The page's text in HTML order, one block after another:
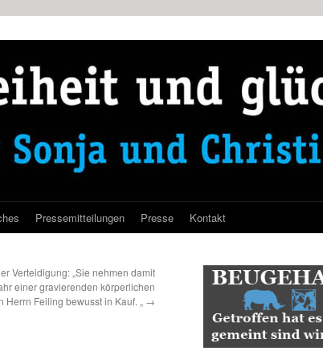
Pressemitteilungen Presse Kontakt
Verteidigung: „Sie nehmen damit
einer gravierenden körperlichen
Feiling bewusst in Kauf. „ →